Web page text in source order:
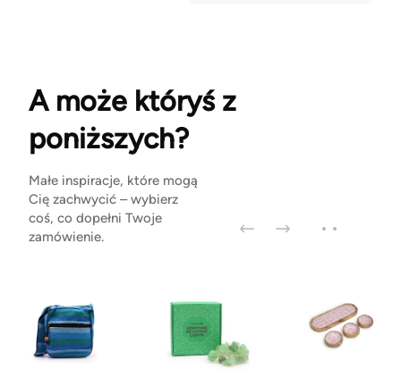
A może któryś z
poniższych?
Małe inspiracje, które mogą
Cię zachwycić – wybierz
coś, co dopełni Twoje
zamówienie.